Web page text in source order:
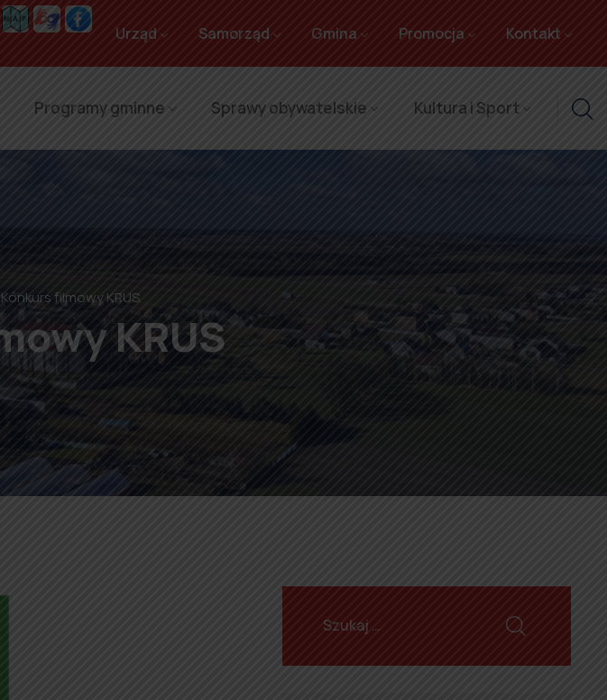
Urząd Samorząd Gmina Promocja Kontakt
Programy gminne Sprawy obywatelskie Kultura i Sport
Konkurs filmowy KRUS
KRUS